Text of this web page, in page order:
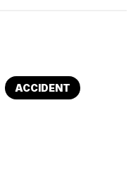
ACCIDENT